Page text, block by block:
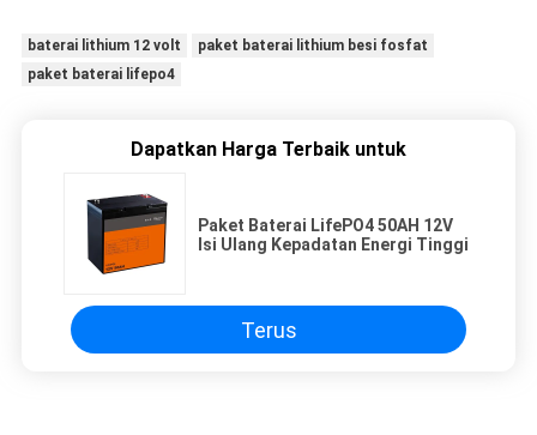
baterai lithium 12 volt
paket baterai lithium besi fosfat
paket baterai lifepo4
Dapatkan Harga Terbaik untuk
Paket Baterai LifePO4 50AH 12V
Isi Ulang Kepadatan Energi Tinggi
Terus